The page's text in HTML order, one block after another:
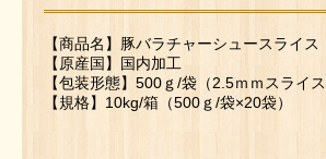
【商品名】豚バラチャーシュースライス
【原産国】国内加工
【包装形態】500ｇ/袋（2.5ｍｍスライス
【規格】10kg/箱（500ｇ/袋×20袋）